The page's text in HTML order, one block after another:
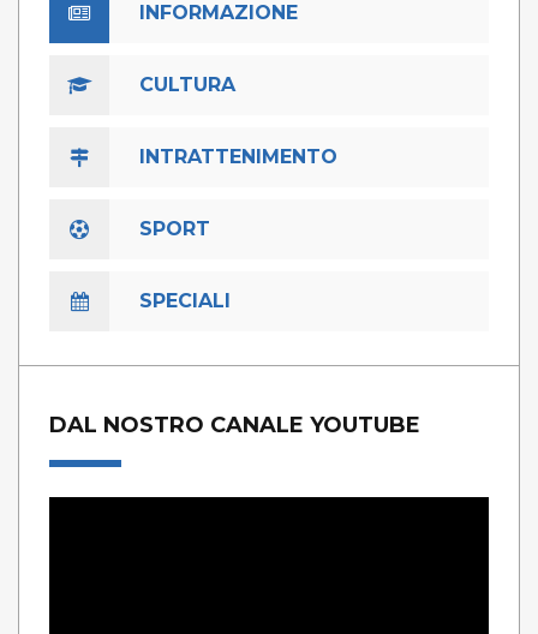
INFORMAZIONE
CULTURA
INTRATTENIMENTO
SPORT
SPECIALI
DAL NOSTRO CANALE YOUTUBE